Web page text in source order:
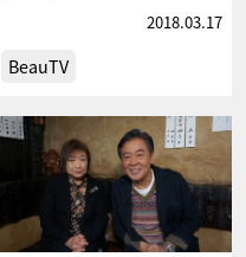
2018.03.17
BeauTV